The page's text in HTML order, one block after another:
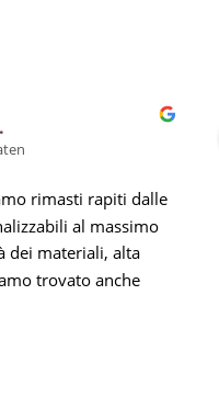
rimasti rapiti dalle
al massimo
dei materiali, alta
trovato anche